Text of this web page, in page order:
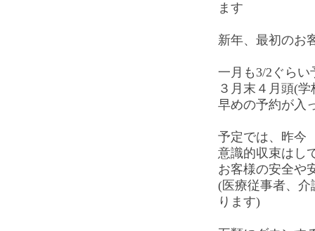
ます
新年、最初のお
一月も3/2ぐら
３月末４月頭(
早めの予約が入
予定では、昨今
意識的収束はし
お客様の安全や
(医療従事者、
ります)